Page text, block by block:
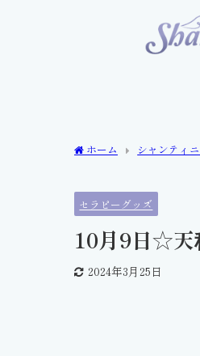
ホーム シャンティ
セラピーグッズ
10月9日☆天
2024年3月25日